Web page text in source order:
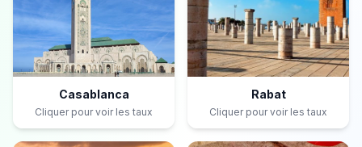
Casablanca
Cliquer pour voir les taux
Rabat
Cliquer pour voir les taux